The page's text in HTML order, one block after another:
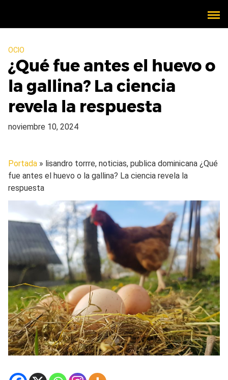
OCIO
¿Qué fue antes el huevo o
la gallina? La ciencia
revela la respuesta
noviembre 10, 2024
Portada » lisandro torrre, noticias, publica dominicana ¿Qué
fue antes el huevo o la gallina? La ciencia revela la
respuesta